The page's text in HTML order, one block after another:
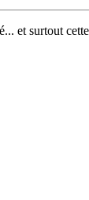
et surtout